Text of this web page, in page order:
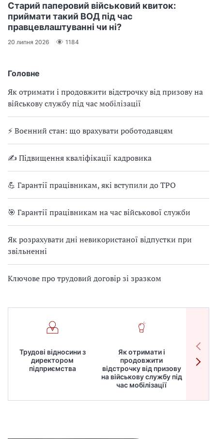
Головне
Як отримати і продовжити відстрочку від призову на
військову службу під час мобілізації
⚡ Воєнний стан: що врахувати роботодавцям
✍ Підвищення кваліфікації кадровика
💪 Гарантії працівникам, які вступили до ТРО
🎯 Гарантії працівникам на час військової служби
Як розрахувати дні невикористаної відпустки при
звільненні
Ключове про трудовий договір зі зразком
Трудові відносини з
директором
підприємства
Як отримати і
продовжити
відстрочку від призову
на військову службу під
час мобілізації
Старий паперовий військовий квиток:
приймати такий ВОД під час
правцевлаштуванні чи ні?
20 липня 2026 1184